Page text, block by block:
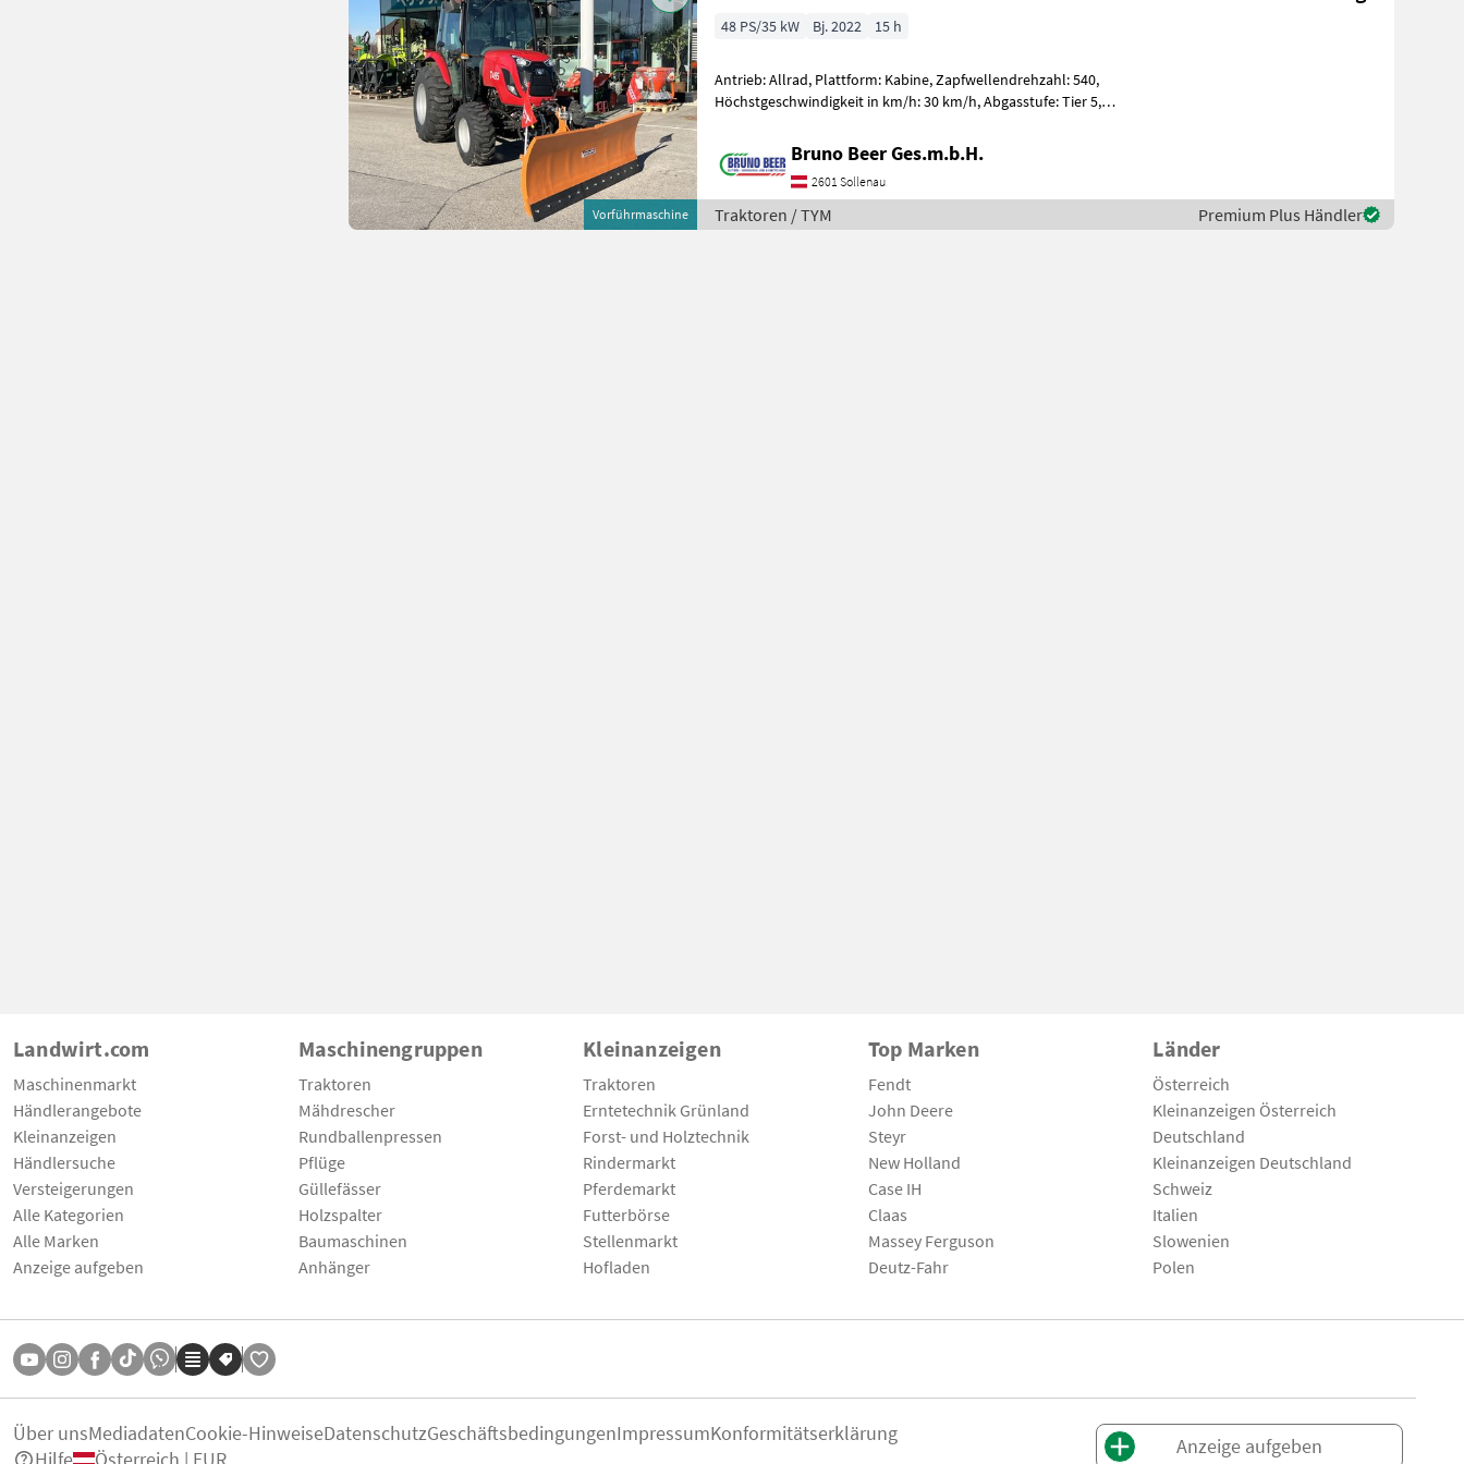
Vorführmaschine
48 PS/35 kW Bj. 2022 15 h
Antrieb: Allrad, Plattform: Kabine, Zapfwellendrehzahl: 540,
Höchstgeschwindigkeit in km/h: 30 km/h, Abgasstufe: Tier 5,
Bruno Beer Ges.m.b.H.
2601 Sollenau
Traktoren / TYM Premium Plus Händler
Landwirt.com
Maschinenmarkt
Händlerangebote
Kleinanzeigen
Händlersuche
Versteigerungen
Alle Kategorien
Alle Marken
Anzeige aufgeben
Maschinengruppen
Traktoren
Mähdrescher
Rundballenpressen
Pflüge
Güllefässer
Holzspalter
Baumaschinen
Anhänger
Kleinanzeigen
Traktoren
Erntetechnik Grünland
Forst- und Holztechnik
Rindermarkt
Pferdemarkt
Futterbörse
Stellenmarkt
Hofladen
Top Marken
Fendt
John Deere
Steyr
New Holland
Case IH
Claas
Massey Ferguson
Deutz-Fahr
Länder
Österreich
Kleinanzeigen Österreich
Deutschland
Kleinanzeigen Deutschland
Schweiz
Italien
Slowenien
Polen
Über unsMediadatenCookie-HinweiseDatenschutzGeschäftsbedingungenImpressumKonformitätserklärung
Anzeige aufgeben